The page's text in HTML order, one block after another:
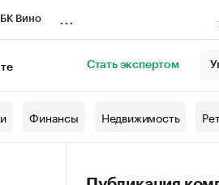
Вино
Стать экспертом
Финансы Недвижимость